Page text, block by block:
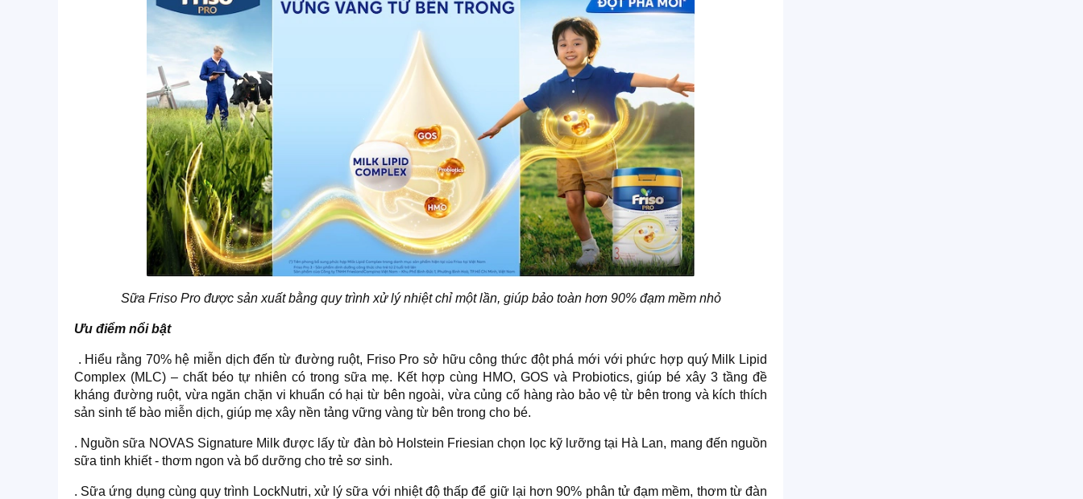
Sữa Friso Pro được sản xuất bằng quy trình xử lý nhiệt chỉ một lần, giúp bảo toàn hơn 90% đạm mềm nhỏ
Ưu điểm nổi bật
. Hiểu rằng 70% hệ miễn dịch đến từ đường ruột, Friso Pro sở hữu công thức đột phá mới với phức hợp quý Milk Lipid
Complex (MLC) – chất béo tự nhiên có trong sữa mẹ. Kết hợp cùng HMO, GOS và Probiotics, giúp bé xây 3 tầng đề
kháng đường ruột, vừa ngăn chặn vi khuẩn có hại từ bên ngoài, vừa củng cố hàng rào bảo vệ từ bên trong và kích thích
sản sinh tế bào miễn dịch, giúp mẹ xây nền tảng vững vàng từ bên trong cho bé.
. Nguồn sữa NOVAS Signature Milk được lấy từ đàn bò Holstein Friesian chọn lọc kỹ lưỡng tại Hà Lan, mang đến nguồn
sữa tinh khiết - thơm ngon và bổ dưỡng cho trẻ sơ sinh.
. Sữa ứng dụng cùng quy trình LockNutri, xử lý sữa với nhiệt độ thấp để giữ lại hơn 90% phân tử đạm mềm, thơm từ đàn